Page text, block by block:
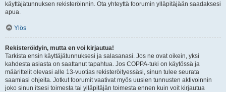
käyttäjätunnuksen rekisteröinnin. Ota yhteyttä foorumin ylläpitäjään saadaksesi
apua.
Ylös
Rekisteröidyin, mutta en voi kirjautua!
Tarkista ensin käyttäjätunnuksesi ja salasanasi. Jos ne ovat oikein, yksi
kahdesta asiasta on saattanut tapahtua. Jos COPPA-tuki on käytössä ja
määrittelit olevasi alle 13-vuotias rekisteröityessäsi, sinun tulee seurata
saamiasi ohjeita. Jotkut foorumit vaativat myös uusien tunnusten aktivoinnin
joko sinun itsesi toimesta tai ylläpitäjän toimesta ennen kuin voit kirjautua